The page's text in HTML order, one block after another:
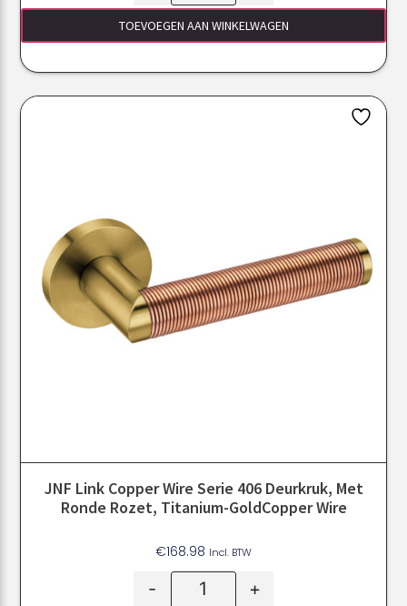
TOEVOEGEN AAN WINKELWAGEN
JNF Link Copper Wire Serie 406 Deurkruk, Met
Ronde Rozet, Titanium-GoldCopper Wire
€168.98 Incl. BTW
- +